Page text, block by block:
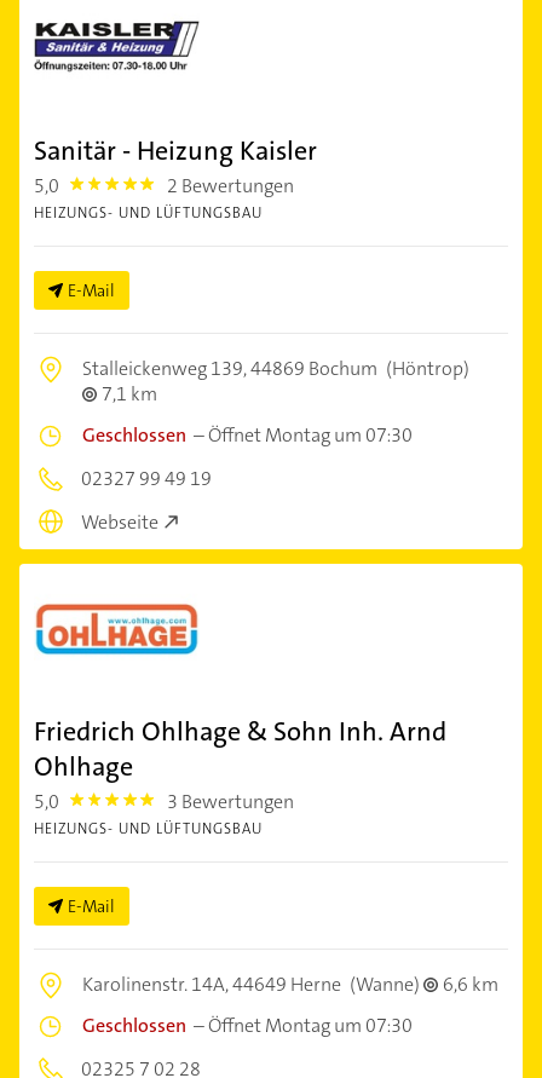
Sanitär - Heizung Kaisler
5,0 5.0 2 Bewertungen
HEIZUNGS- UND LÜFTUNGSBAU
E-Mail
Stalleickenweg 139,44869 Bochum (Höntrop)
7,1 km
Geschlossen –Öffnet Montag um 07:30
02327 99 49 19
Webseite
Friedrich Ohlhage & Sohn Inh. Arnd
Ohlhage
5,0 5.0 3 Bewertungen
HEIZUNGS- UND LÜFTUNGSBAU
E-Mail
Karolinenstr. 14A,44649 Herne (Wanne)
6,6 km
Geschlossen –Öffnet Montag um 07:30
02325 7 02 28